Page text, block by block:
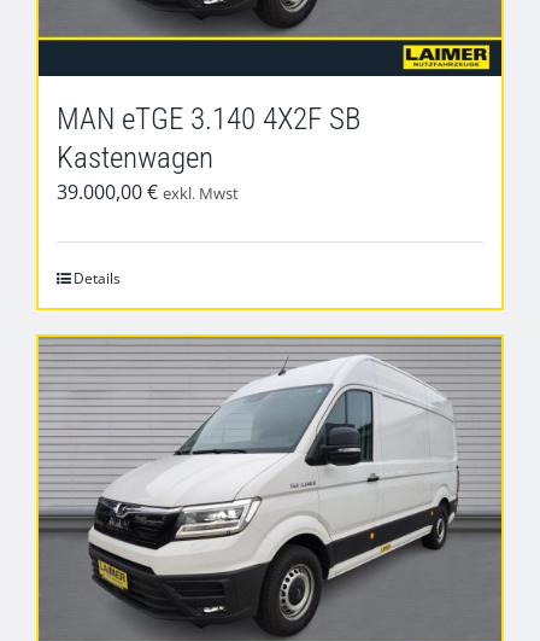
MAN eTGE 3.140 4X2F SB
Kastenwagen
39.000,00€ exkl. Mwst
Details